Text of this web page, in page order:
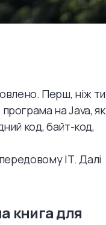
Перш, ніж ти
на Java, як
код, байт-код,
ІТ. Далі
книга для